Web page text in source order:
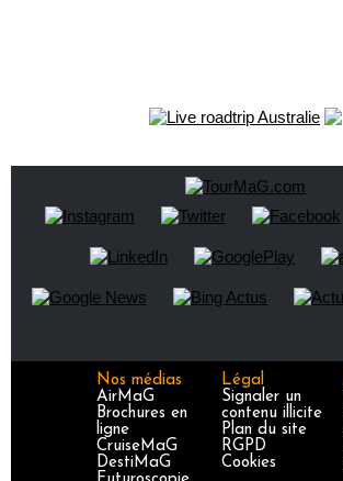
Nos médias
AirMaG
Brochures en
ligne
CruiseMaG
DestiMaG
Légal
Signaler un
contenu illicite
Plan du site
RGPD
Cookies